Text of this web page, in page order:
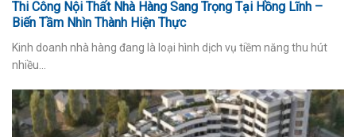
Thi Công Nội Thất Nhà Hàng Sang Trọng Tại Hồng Lĩnh –
Biến Tầm Nhìn Thành Hiện Thực
Kinh doanh nhà hàng đang là loại hình dịch vụ tiềm năng thu hút
nhiều...